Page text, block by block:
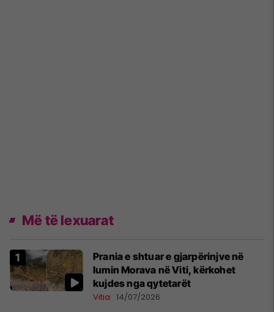
Më të lexuarat
Prania e shtuar e gjarpërinjve në
lumin Morava në Viti, kërkohet
kujdes nga qytetarët
Vitia 14/07/2026